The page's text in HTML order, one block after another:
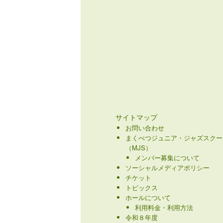
サイトマップ
お問い合わせ
まくべつジュニア・ジャズスク
（MJS）
メンバー募集について
ソーシャルメディアポリシー
チケット
トピックス
ホールについて
利用料金・利用方法
令和８年度